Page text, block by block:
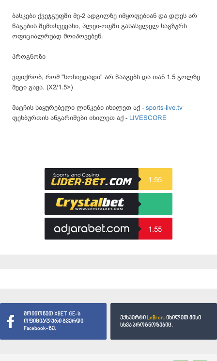
ბასკები ქვეჯგუფში მე-2 ადგილზე იმყოფებიან და დღეს არ
წაგების შემთხვევასი, პლეი-ოფში გასასვლელ საგზურს
ოფიციალრუად მოიპოვებენ.
პროგნოზი
ვფიქრობ, რომ "სოსიედადი" არ წააგებს და თან 1.5 გოლზე
მეტი გავა. (X2/1.5>)
მატჩის საყურებელი ლინკები იხილეთ აქ - sports-live.tv
ფეხბურთის ანგარიშები იხილეთ აქ - LIVESCORE
1.55
1.55
მოიწონეთ XBET.GE-ს
ოფიციალური გვერდი
Facebook-ზე.
ექსპერტი LeBron.იხილეთ მისი
სხვა პროგნოზებიც.